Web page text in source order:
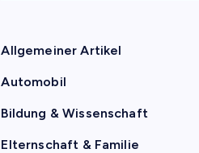
Allgemeiner Artikel
Automobil
Bildung & Wissenschaft
Elternschaft & Familie